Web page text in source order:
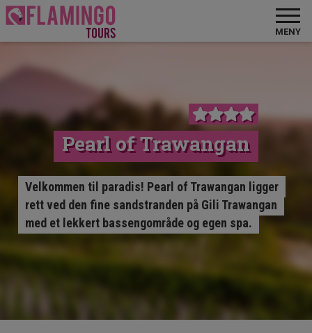
MENY
Pearl of Trawangan
Velkommen til paradis! Pearl of Trawangan ligger
rett ved den fine sandstranden på Gili Trawangan
med et lekkert bassengområde og egen spa.